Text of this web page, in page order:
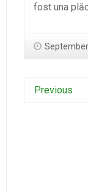
fost una
Previous